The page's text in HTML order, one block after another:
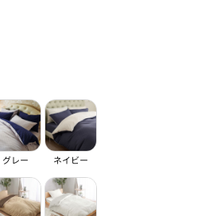
グレー ネイビー